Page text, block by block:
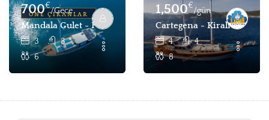
ÖNE ÇIKANLAR
700€
/Gece
Mandala Gulet - Fethiye, Göcek'te Kiralık 3 Kabin 6 Kişilik
3
3
6
1,500€
/gün
Cartegena - Kiralık 4
4
4
8